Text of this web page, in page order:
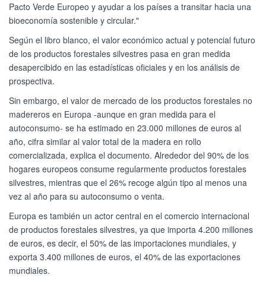
Pacto Verde Europeo y ayudar a los países a transitar hacia una
bioeconomía sostenible y circular."
Según el libro blanco, el valor económico actual y potencial futuro
de los productos forestales silvestres pasa en gran medida
desapercibido en las estadísticas oficiales y en los análisis de
prospectiva.
Sin embargo, el valor de mercado de los productos forestales no
madereros en Europa -aunque en gran medida para el
autoconsumo- se ha estimado en 23.000 millones de euros al
año, cifra similar al valor total de la madera en rollo
comercializada, explica el documento. Alrededor del 90% de los
hogares europeos consume regularmente productos forestales
silvestres, mientras que el 26% recoge algún tipo al menos una
vez al año para su autoconsumo o venta.
Europa es también un actor central en el comercio internacional
de productos forestales silvestres, ya que importa 4.200 millones
de euros, es decir, el 50% de las importaciones mundiales, y
exporta 3.400 millones de euros, el 40% de las exportaciones
mundiales.